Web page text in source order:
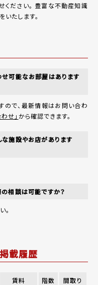
ください。 豊富な不動産知識
たします。
せ可能なお部屋はあります
ので、最新情報はお問い合わ
せ」 から確認できます。
な施設やお店があります
相談は可能ですか？
。
載履歴
賃料 階数
間取り